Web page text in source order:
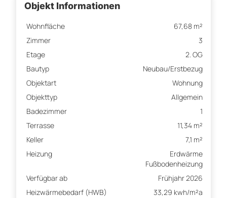
Objekt Informationen
Wohnfläche
67,68 m²
Zimmer
3
Etage
2. OG
Bautyp
Neubau/Erstbezug
Objektart
Wohnung
Objekttyp
Allgemein
Badezimmer
1
Terrasse
11,34 m²
Keller
7,1 m²
Heizung
Erdwärme
Fußbodenheizung
Verfügbar ab
Frühjahr 2026
Heizwärmebedarf (HWB)
33,29 kwh/m²a